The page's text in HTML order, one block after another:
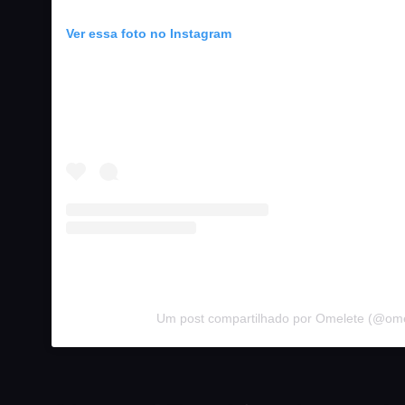
Ver essa foto no Instagram
Um post compartilhado por Omelete